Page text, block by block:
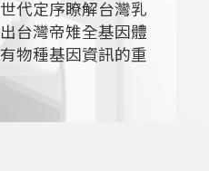
代定序瞭解台灣乳
台灣帝雉全基因體
物種基因資訊的重